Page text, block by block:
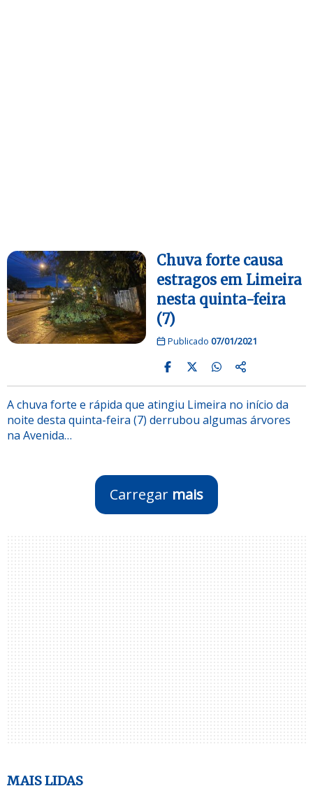
Chuva forte causa
estragos em Limeira
nesta quinta-feira
(7)
Publicado 07/01/2021
A chuva forte e rápida que atingiu Limeira no início da
noite desta quinta-feira (7) derrubou algumas árvores
na Avenida…
Carregar mais
MAIS LIDAS